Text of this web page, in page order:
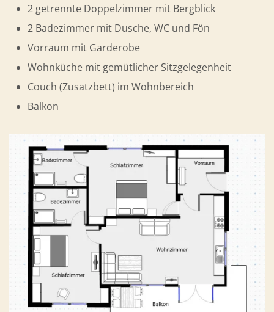
2 getrennte Doppelzimmer mit Bergblick
2 Badezimmer mit Dusche, WC und Fön
Vorraum mit Garderobe
Wohnküche mit gemütlicher Sitzgelegenheit
Couch (Zusatzbett) im Wohnbereich
Balkon